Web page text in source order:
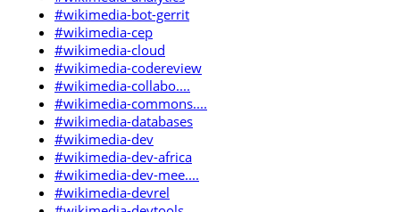
#wikimedia-bot-gerrit
#wikimedia-cep
#wikimedia-cloud
#wikimedia-codereview
#wikimedia-collabo....
#wikimedia-commons....
#wikimedia-databases
#wikimedia-dev
#wikimedia-dev-africa
#wikimedia-dev-mee....
#wikimedia-devrel